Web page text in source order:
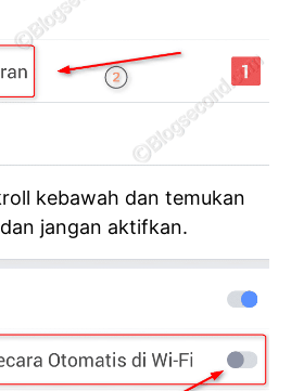
kebawah dan temukan
dan jangan aktifkan.